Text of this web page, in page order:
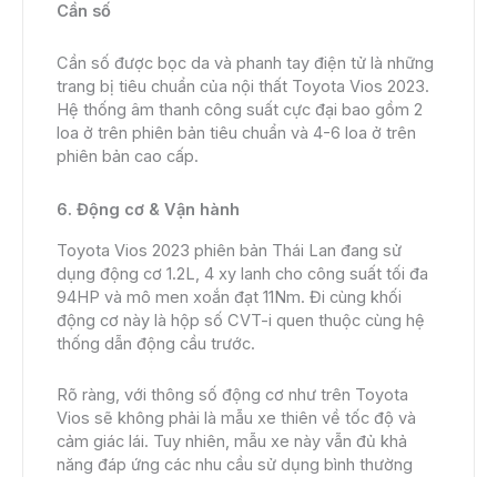
Cần số
Cần số được bọc da và phanh tay điện tử là những
trang bị tiêu chuẩn của nội thất Toyota Vios 2023.
Hệ thống âm thanh công suất cực đại bao gồm 2
loa ở trên phiên bản tiêu chuẩn và 4-6 loa ở trên
phiên bản cao cấp.
6. Động cơ & Vận hành
Toyota Vios 2023 phiên bản Thái Lan đang sử
dụng động cơ 1.2L, 4 xy lanh cho công suất tối đa
94HP và mô men xoắn đạt 11Nm. Đi cùng khối
động cơ này là hộp số CVT-i quen thuộc cùng hệ
thống dẫn động cầu trước.
Rõ ràng, với thông số động cơ như trên Toyota
Vios sẽ không phải là mẫu xe thiên về tốc độ và
cảm giác lái. Tuy nhiên, mẫu xe này vẫn đủ khả
năng đáp ứng các nhu cầu sử dụng bình thường